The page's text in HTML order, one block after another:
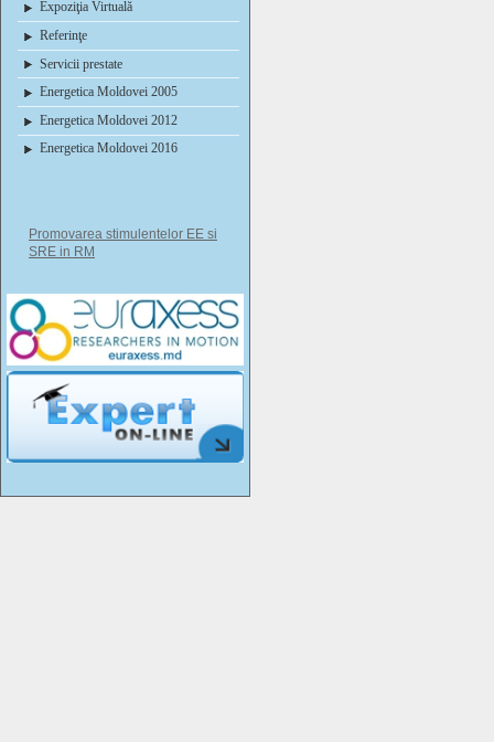
Expoziţia Virtuală
Referinţe
Servicii prestate
Energetica Moldovei 2005
Energetica Moldovei 2012
Energetica Moldovei 2016
Promovarea stimulentelor EE si
SRE in RM